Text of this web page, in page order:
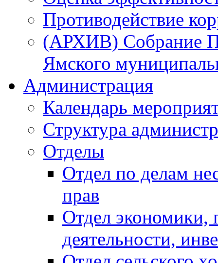
Противодействие
(АРХИВ) Собрание
Ямского
Администрация
Календарь
Структура
Отделы
Отдел по делам
прав
Отдел экономики,
деятельности,